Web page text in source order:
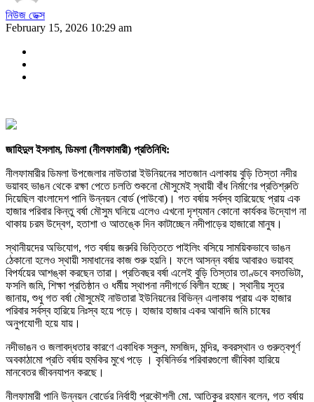
নিউজ ডেক্স
February 15, 2026 10:29 am
জাহিদুল ইসলাম, ডিমলা (নীলফামারী) প্রতিনিধি:
নীলফামারীর ডিমলা উপজেলার নাউতারা ইউনিয়নের সাতজান এলাকায় বুড়ি তিস্তা নদীর
ভয়াবহ ভাঙন থেকে রক্ষা পেতে চলতি শুকনো মৌসুমেই স্থায়ী বাঁধ নির্মাণের প্রতিশ্রুতি
দিয়েছিল বাংলাদেশ পানি উন্নয়ন বোর্ড (পাউবো)। গত বর্ষায় সর্বস্ব হারিয়েছে প্রায় এক
হাজার পরিবার কিন্তু বর্ষা মৌসুম ঘনিয়ে এলেও এখনো দৃশ্যমান কোনো কার্যকর উদ্যোগ না
থাকায় চরম উদ্বেগ, হতাশা ও আতঙ্কে দিন কাটাচ্ছেন নদীপাড়ের হাজারো মানুষ।
স্থানীয়দের অভিযোগ, গত বর্ষায় জরুরি ভিত্তিতে পাইলিং বসিয়ে সাময়িকভাবে ভাঙন
ঠেকানো হলেও স্থায়ী সমাধানের কাজ শুরু হয়নি। ফলে আসন্ন বর্ষায় আবারও ভয়াবহ
বিপর্যয়ের আশঙ্কা করছেন তারা। প্রতিবছর বর্ষা এলেই বুড়ি তিস্তার তাণ্ডবে বসতভিটা,
ফসলি জমি, শিক্ষা প্রতিষ্ঠান ও ধর্মীয় স্থাপনা নদীগর্ভে বিলীন হচ্ছে। স্থানীয় সূত্র
জানায়, শুধু গত বর্ষা মৌসুমেই নাউতারা ইউনিয়নের বিভিন্ন এলাকায় প্রায় এক হাজার
পরিবার সর্বস্ব হারিয়ে নিঃস্ব হয়ে পড়ে। হাজার হাজার একর আবাদি জমি চাষের
অনুপযোগী হয়ে যায়।
নদীভাঙন ও জলাবদ্ধতার কারণে একাধিক স্কুল, মসজিদ, মন্দির, কবরস্থান ও গুরুত্বপূর্ণ
অবকাঠামো প্রতি বর্ষায় হুমকির মুখে পড়ে । কৃষিনির্ভর পরিবারগুলো জীবিকা হারিয়ে
মানবেতর জীবনযাপন করছে।
নীলফামারী পানি উন্নয়ন বোর্ডের নির্বাহী প্রকৌশলী মো. আতিকুর রহমান বলেন, গত বর্ষায়